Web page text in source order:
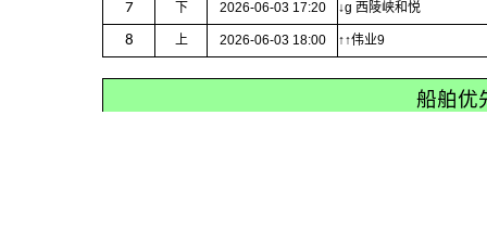
7 下 2026-06-03 17:20 ↓g 西陵峡和悦
8 上 2026-06-03 18:00 ↑↑伟业9
船舶优